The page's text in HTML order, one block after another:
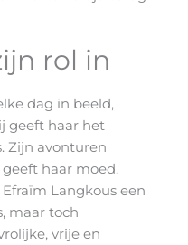
rol in
dag in beeld,
geeft haar het
Zijn avonturen
haar moed.
Langkous een
maar toch
vrije en